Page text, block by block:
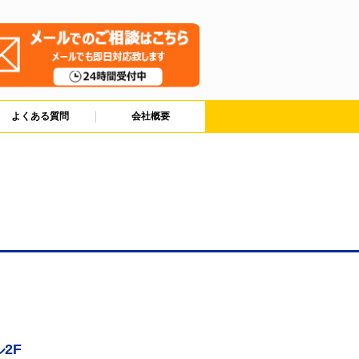
よくある質問 会社概要
2F